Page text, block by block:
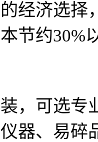
经济选择
节约30%
，可选专
器、易碎